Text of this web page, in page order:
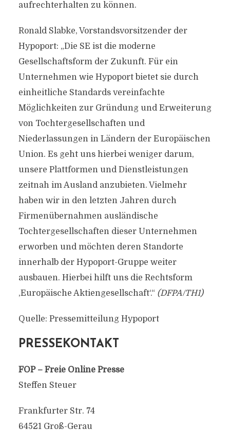
aufrechterhalten zu können.
Ronald Slabke, Vorstandsvorsitzender der
Hypoport: „Die SE ist die moderne
Gesellschaftsform der Zukunft. Für ein
Unternehmen wie Hypoport bietet sie durch
einheitliche Standards vereinfachte
Möglichkeiten zur Gründung und Erweiterung
von Tochtergesellschaften und
Niederlassungen in Ländern der Europäischen
Union. Es geht uns hierbei weniger darum,
unsere Plattformen und Dienstleistungen
zeitnah im Ausland anzubieten. Vielmehr
haben wir in den letzten Jahren durch
Firmenübernahmen ausländische
Tochtergesellschaften dieser Unternehmen
erworben und möchten deren Standorte
innerhalb der Hypoport-Gruppe weiter
ausbauen. Hierbei hilft uns die Rechtsform
‚Europäische Aktiengesellschaft‘.“ (DFPA/TH1)
Quelle: Pressemitteilung Hypoport
PRESSEKONTAKT
FOP – Freie Online Presse
Steffen Steuer
Frankfurter Str. 74
64521 Groß-Gerau